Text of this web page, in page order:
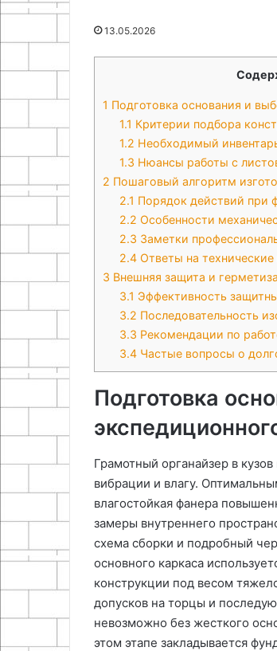
13.05.2026
1 Подготовка основания и
1.1 Критерии подбора
1.2 Необходимый
1.3 Нюансы работы с
2 Пошаговый алгоритм
2.1 Порядок действий при
2.2 Особенности
2.3 Заметки
2.4 Ответы на
3 Внешняя защита и
3.1 Эффективность
3.2 Последовательность
3.3 Рекомендации по
3.4 Частые вопросы о
Подготовка
Грамотный органайзер в
вибрации и влагу.
влагостойкая фанера
замеры внутреннего
схема сборки и подробный
основного каркаса
конструкции под весом
допусков на торцы и
невозможно без жесткого
этом этапе закладывается